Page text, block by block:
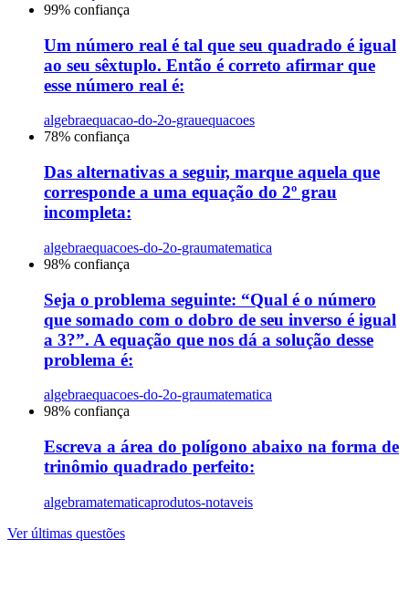
99% confiança
Um número real é tal que seu quadrado é igual
ao seu sêxtuplo. Então é correto afirmar que
esse número real é:
algebraequacao-do-2o-grauequacoes
78% confiança
Das alternativas a seguir, marque aquela que
corresponde a uma equação do 2º grau
incompleta:
algebraequacoes-do-2o-graumatematica
98% confiança
Seja o problema seguinte: “Qual é o número
que somado com o dobro de seu inverso é igual
a 3?”. A equação que nos dá a solução desse
problema é:
algebraequacoes-do-2o-graumatematica
98% confiança
Escreva a área do polígono abaixo na forma de
trinômio quadrado perfeito:
algebramatematicaprodutos-notaveis
Ver últimas questões